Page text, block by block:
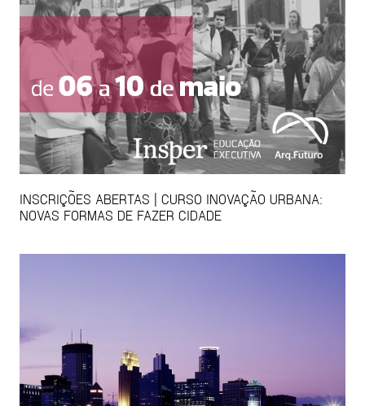
INSCRIÇÕES ABERTAS | CURSO INOVAÇÃO URBANA:
NOVAS FORMAS DE FAZER CIDADE